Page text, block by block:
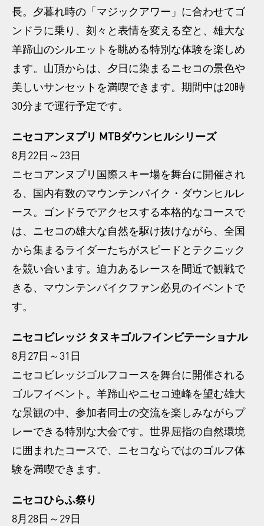
長。夕暮れ時の「マジックアワー」に合わせてゴ
ンドラに乗り、刻々と表情を変える空と、雄大な
羊蹄山のシルエットを眺める特別な体験を楽しめ
ます。山頂からは、夕日に染まるニセコの景色や
美しいサンセットを満喫できます。期間中は20時
30分まで運行予定です。
ニセコアンヌプリ MTBダウンヒルシリーズ
8月22日～23日
ニセコアンヌプリ国際スキー場を舞台に開催され
る、国内有数のマウンテンバイク・ダウンヒルレ
ース。ゴンドラでアクセスする本格的なコースで
は、ニセコの雄大な自然を駆け抜けながら、全国
から集まるライダーたちがスピードとテクニック
を競い合います。迫力あるレースを間近で観戦で
きる、マウンテンバイクファン必見のイベントで
す。
ニセコビレッジ タヌキゴルフインビテーショナル
8月27日～31日
ニセコビレッジゴルフコースを舞台に開催される
ゴルフイベント。羊蹄山やニセコ連峰を望む雄大
な景観の中、参加者同士の交流を楽しみながらプ
レーできる特別な大会です。世界屈指の自然環境
に囲まれたコースで、ニセコならではのゴルフ体
験を満喫できます。
ニセコひらふ祭り
8月28日～29日